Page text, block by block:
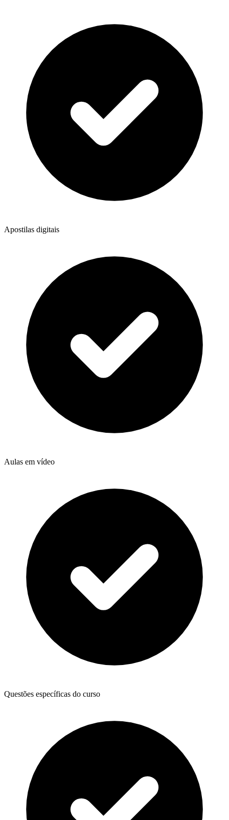
Apostilas digitais
Aulas em vídeo
Questões específicas do curso